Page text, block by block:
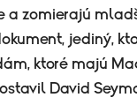
a zomierajú
jediný,
ktoré majú
David